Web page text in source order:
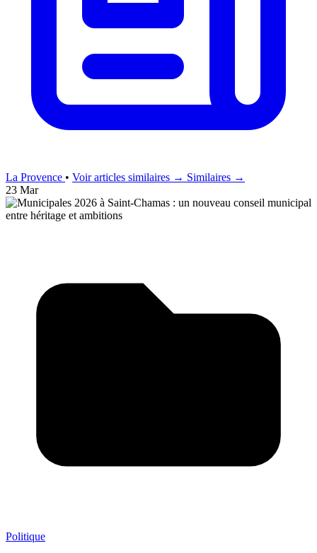
La Provence • Voir articles similaires → Similaires →
23 Mar
Politique